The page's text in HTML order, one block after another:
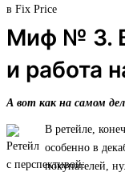
Миф № 3.
и работа
А вот как на самом
В ретейле,
особенно в
покупателей,